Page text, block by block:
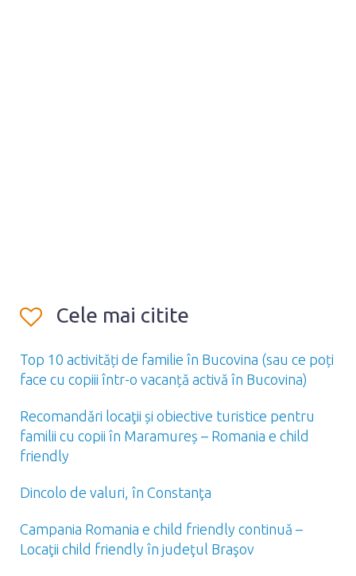
Cele mai citite
Top 10 activități de familie în Bucovina (sau ce poți
face cu copiii într-o vacanță activă în Bucovina)
Recomandări locaţii și obiective turistice pentru
familii cu copii în Maramureș – Romania e child
friendly
Dincolo de valuri, în Constanţa
Campania Romania e child friendly continuă –
Locaţii child friendly în judeţul Braşov